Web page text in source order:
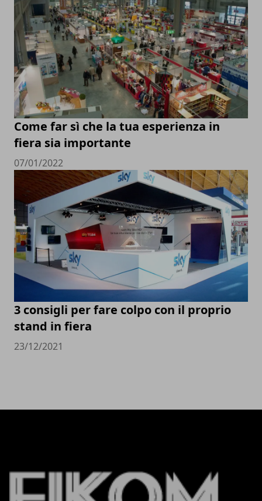
Come far sì che la tua esperienza in
fiera sia importante
07/01/2022
3 consigli per fare colpo con il proprio
stand in fiera
23/12/2021